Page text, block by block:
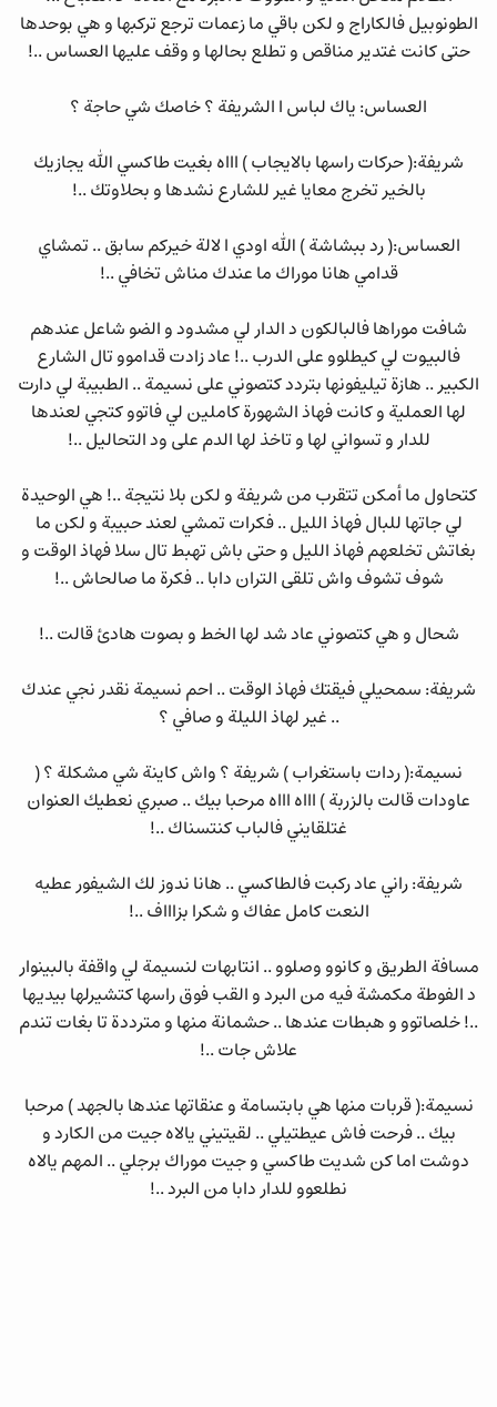
الطونوبيل فالكاراج و لكن باقي ما زعمات ترجع تركبها و هي بوحدها
حتى كانت غتدير مناقص و تطلع بحالها و وقف عليها العساس ..!
العساس: ياك لباس ا الشريفة ؟ خاصك شي حاجة ؟
شريفة:( حركات راسها بالايجاب ) اااه بغيت طاكسي الله يجازيك
بالخير تخرج معايا غير للشارع نشدها و بحلاوتك ..!
العساس:( رد ببشاشة ) الله اودي ا لالة خيركم سابق .. تمشاي
قدامي هانا موراك ما عندك مناش تخافي ..!
شافت موراها فالبالكون د الدار لي مشدود و الضو شاعل عندهم
فالبيوت لي كيطلوو على الدرب ..! عاد زادت قداموو تال الشارع
الكبير .. هازة تيليفونها بتردد كتصوني على نسيمة .. الطبيبة لي دارت
لها العملية و كانت فهاذ الشهورة كاملين لي فاتوو كتجي لعندها
للدار و تسواني لها و تاخذ لها الدم على ود التحاليل ..!
كتحاول ما أمكن تتقرب من شريفة و لكن بلا نتيجة ..! هي الوحيدة
لي جاتها للبال فهاذ الليل .. فكرات تمشي لعند حبيبة و لكن ما
بغاتش تخلعهم فهاذ الليل و حتى باش تهبط تال سلا فهاذ الوقت و
شوف تشوف واش تلقى التران دابا .. فكرة ما صالحاش ..!
شحال و هي كتصوني عاد شد لها الخط و بصوت هادئ قالت ..!
شريفة: سمحيلي فيقتك فهاذ الوقت .. احم نسيمة نقدر نجي عندك
.. غير لهاذ الليلة و صافي ؟
نسيمة:( ردات باستغراب ) شريفة ؟ واش كاينة شي مشكلة ؟ (
عاودات قالت بالزربة ) اااه اااه مرحبا بيك .. صبري نعطيك العنوان
غتلقايني فالباب كنتسناك ..!
شريفة: راني عاد ركبت فالطاكسي .. هانا ندوز لك الشيفور عطيه
النعت كامل عفاك و شكرا بزاااف ..!
مسافة الطريق و كانوو وصلوو .. انتابهات لنسيمة لي واقفة بالبينوار
د الفوطة مكمشة فيه من البرد و القب فوق راسها كتشيرلها بيديها
..! خلصاتوو و هبطات عندها .. حشمانة منها و مترددة تا بغات تندم
علاش جات ..!
نسيمة:( قربات منها هي بابتسامة و عنقاتها عندها بالجهد ) مرحبا
بيك .. فرحت فاش عيطتيلي .. لقيتيني يالاه جيت من الكارد و
دوشت اما كن شديت طاكسي و جيت موراك برجلي .. المهم يالاه
نطلعوو للدار دابا من البرد ..!